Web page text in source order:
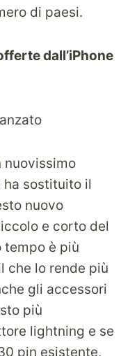
di paesi.
dall’iPhone
nuovissimo
sostituito il
nuovo
e corto del
tempo è più
che lo rende più
gli accessori
più
lightning e se
pin esistente,